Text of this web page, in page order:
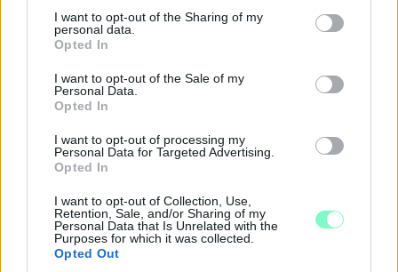
not limited to your visit or usage behaviour. You may click to
grant or deny consent to Google and its third-party tags to
use your data for below specified purposes in below Google
consent section.
I want to opt-out of the Sharing of my
personal data.
Opted In
I want to opt-out of the Sale of my
Personal Data.
Opted In
I want to opt-out of processing my
Personal Data for Targeted Advertising.
Opted In
I want to opt-out of Collection, Use,
Retention, Sale, and/or Sharing of my
Personal Data that Is Unrelated with the
Purposes for which it was collected.
Opted Out
2024. május. 24. 17:19
Legutóbb az irodában bújkálva rendőrt hívott, de most sem
vette át a Kúria ítéletét.
PINTÉR BENCE: ÍGY VÁNDOROL A GYŐRI
KÖZPÉNZ FIDESZES POLITIKUSOKHOZ
A Győr-Szoltól és a GYHG-től megszerzett adatok alapján talált
bizonyítékokat a polgármesterjelölt.
CÉGTEMETŐBEN KÖTÖTTEK KI
2024. május. 17. 18:14
Pintér Bence szerint fideszes politikusok is beszámláztak a
közpénzeket kicsatornázó céghez.